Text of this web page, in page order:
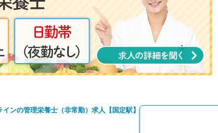
ンの管理栄養士（非常勤）求人【国定駅】